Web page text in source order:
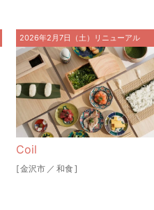
2026年2月7日（土）リニューアル
Coil
[金沢市 ／ 和食 ]